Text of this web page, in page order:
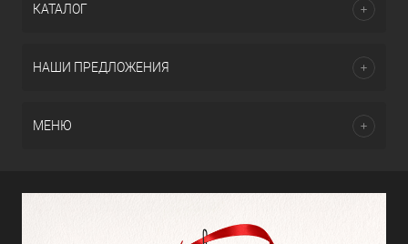
КАТАЛОГ
НАШИ ПРЕДЛОЖЕНИЯ
МЕНЮ